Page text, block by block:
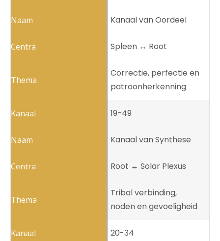
Kanaal van Oordeel
Spleen ↔️ Root
Correctie, perfectie en
patroonherkenning
19-49
Kanaal van Synthese
Root ↔️ Solar Plexus
Tribal verbinding,
noden en gevoeligheid
20-34